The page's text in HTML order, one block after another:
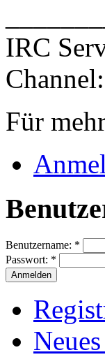
IRC
Für
Benutzername: *
Passwort: *